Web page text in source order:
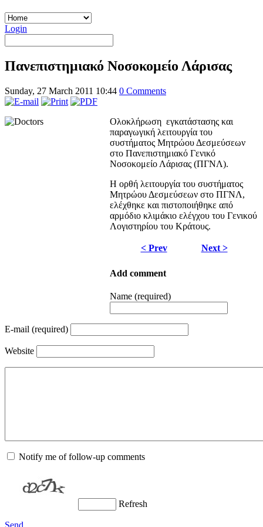
Login
Πανεπιστημιακό Νοσοκομείο Λάρισας
Sunday, 27 March 2011 10:44 0 Comments
Ολοκλήρωση εγκατάστασης και
παραγωγική λειτουργία του
συστήματος Μητρώου Δεσμεύσεων
στο Πανεπιστημιακό Γενικό
Νοσοκομείο Λάρισας (ΠΓΝΛ).
Η ορθή λειτουργία του συστήματος
Μητρώου Δεσμεύσεων στο ΠΓΝΛ,
ελέχθηκε και πιστοποιήθηκε από
αρμόδιο κλιμάκιο ελέγχου του Γενικού
Λογιστηρίου του Κράτους.
< Prev Next >
Add comment
Name (required)
E-mail (required)
Website
Notify me of follow-up comments
Refresh
Send